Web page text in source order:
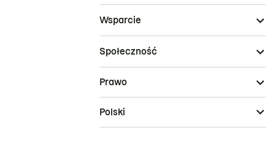
Wsparcie
Społeczność
Prawo
Polski